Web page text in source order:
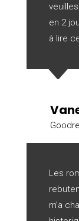
en 2
à lire
Les
m’a